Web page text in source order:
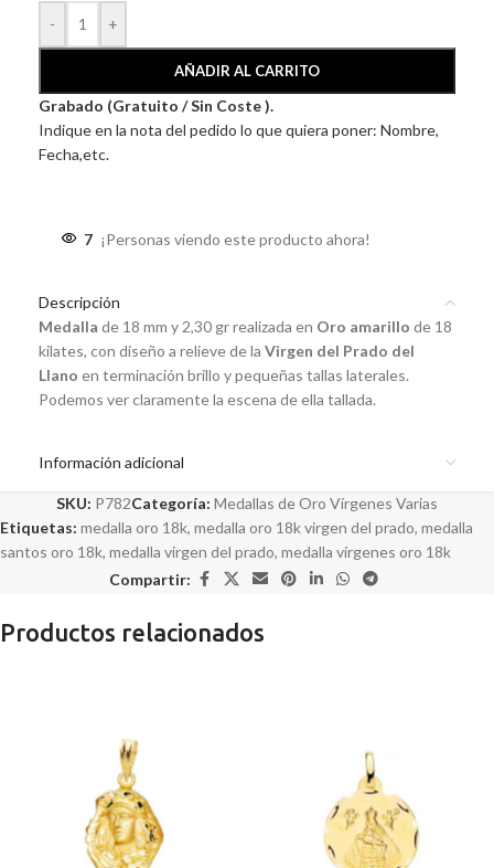
-
+
AÑADIR AL CARRITO
Grabado (Gratuito / Sin Coste ).
Indique en la nota del pedido lo que quiera poner: Nombre,
Fecha,etc.
7 ¡Personas viendo este producto ahora!
Descripción
Medalla de 18 mm y 2,30 gr realizada en Oro amarillo de 18
kilates, con diseño a relieve de la Virgen del Prado del
Llano en terminación brillo y pequeñas tallas laterales.
Podemos ver claramente la escena de ella tallada.
Información adicional
SKU: P782Categoría: Medallas de Oro Vírgenes Varias
Etiquetas: medalla oro 18k, medalla oro 18k virgen del prado, medalla
santos oro 18k, medalla virgen del prado, medalla vírgenes oro 18k
Compartir:
Productos relacionados